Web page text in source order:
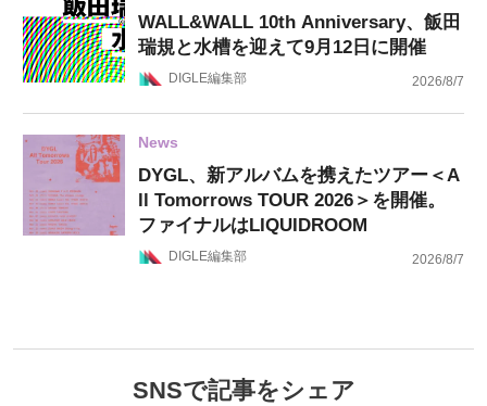
WALL&WALL 10th Anniversary、飯田
瑞規と水槽を迎えて9月12日に開催
DIGLE編集部 2026/8/7
News
DYGL、新アルバムを携えたツアー＜A
ll Tomorrows TOUR 2026＞を開催。
ファイナルはLIQUIDROOM
DIGLE編集部 2026/8/7
SNSで記事をシェア